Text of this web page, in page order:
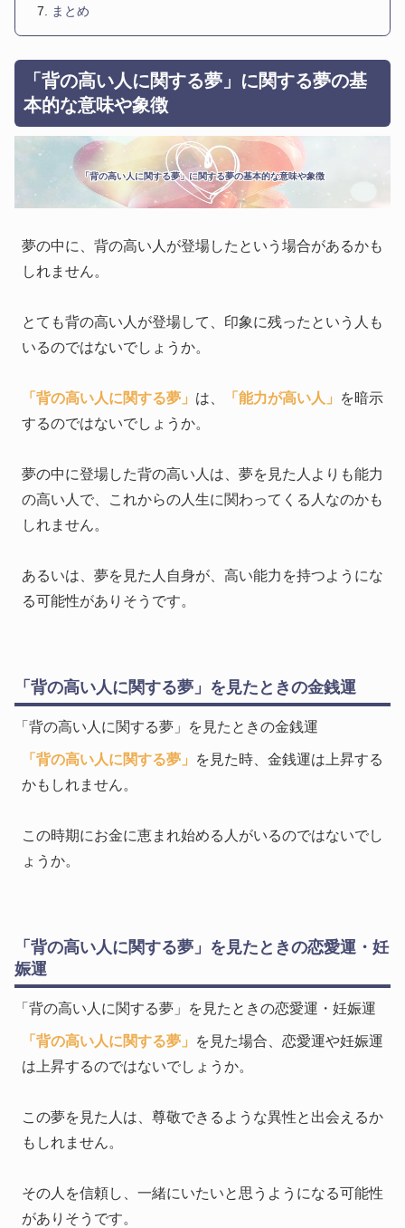
まとめ
「背の高い人に関する夢」に関する夢の基
本的な意味や象徴
「背の高い人に関する夢」に関する夢の基本的な意味や象徴
夢の中に、背の高い人が登場したという場合があるかも
しれません。
とても背の高い人が登場して、印象に残ったという人も
いるのではないでしょうか。
「背の高い人に関する夢」 は、 「能力が高い人」
を暗示
するのではないでしょうか。
夢の中に登場した背の高い人は、夢を見た人よりも能力
の高い人で、これからの人生に関わってくる人なのかも
しれません。
あるいは、夢を見た人自身が、高い能力を持つようにな
る可能性がありそうです。
「背の高い人に関する夢」を見たときの金銭運
「背の高い人に関する夢」を見たときの金銭運
「背の高い人に関する夢」
を見た時、金銭運は上昇する
かもしれません。
この時期にお金に恵まれ始める人がいるのではないでし
ょうか。
「背の高い人に関する夢」を見たときの恋愛運・妊
娠運
「背の高い人に関する夢」を見たときの恋愛運・妊娠運
「背の高い人に関する夢」
を見た場合、恋愛運や妊娠運
は上昇するのではないでしょうか。
この夢を見た人は、尊敬できるような異性と出会えるか
もしれません。
その人を信頼し、一緒にいたいと思うようになる可能性
がありそうです。